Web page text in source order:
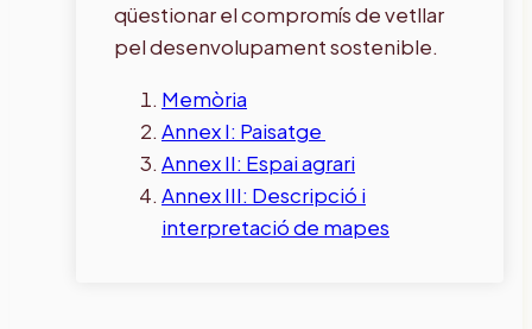
qüestionar el compromís de vetllar
pel desenvolupament sostenible.
Memòria
Annex I: Paisatge
Annex II: Espai agrari
Annex III: Descripció i
interpretació de mapes